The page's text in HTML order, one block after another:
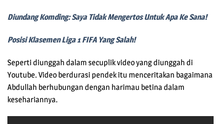
Diundang Komding: Saya Tidak Mengertos Untuk Apa Ke Sana!
Posisi Klasemen Liga 1 FIFA Yang Salah!
Seperti diunggah dalam secuplik video yang diunggah di
Youtube. Video berdurasi pendek itu menceritakan bagaimana
Abdullah berhubungan dengan harimau betina dalam
kesehariannya.